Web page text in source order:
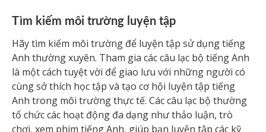
Tìm kiếm môi trường luyện tập
Hãy tìm kiếm môi trường để luyện tập sử dụng tiếng
Anh thường xuyên. Tham gia các câu lạc bộ tiếng Anh
là một cách tuyệt vời để giao lưu với những người có
cùng sở thích học tập và tạo cơ hội luyện tập tiếng
Anh trong môi trường thực tế. Các câu lạc bộ thường
tổ chức các hoạt động đa dạng như thảo luận, trò
chơi, xem phim tiếng Anh, giúp bạn luyện tập các kỹ